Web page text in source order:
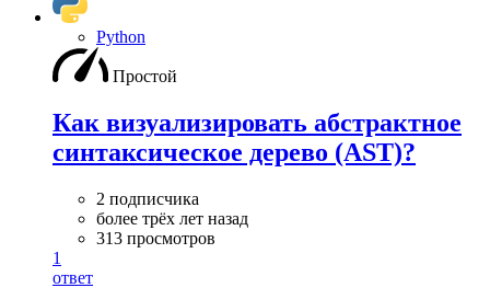
Python
Простой
Как визуализировать абстрактное
синтаксическое дерево (AST)?
2 подписчика
более трёх лет назад
313 просмотров
1
ответ